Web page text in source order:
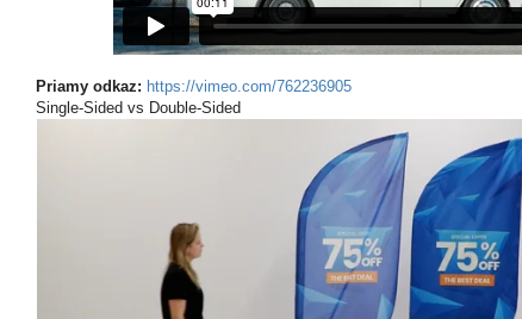
Priamy odkaz: https://vimeo.com/762236905
Single-Sided vs Double-Sided